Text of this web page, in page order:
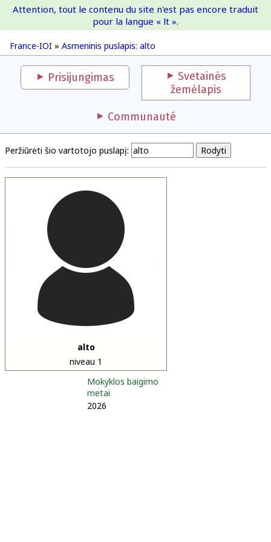
France-IOI
France-IOI » Asmeninis puslapis: alto
Attention, tout le contenu du site n'est pas encore traduit
pour la langue « lt ».
Prisijungimas
Svetainės
žemėlapis
Communauté
Peržiūrėti šio vartotojo puslapį:
alto
niveau 1
Mokyklos baigimo
metai
2026